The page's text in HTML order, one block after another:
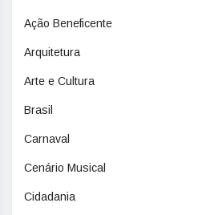
Ação Beneficente
Arquitetura
Arte e Cultura
Brasil
Carnaval
Cenário Musical
Cidadania